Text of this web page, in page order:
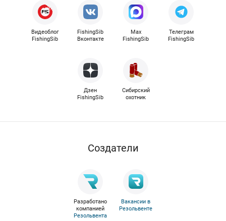
Видеоблог
FishingSib
FishingSib
Вконтакте
Max
FishingSib
Телеграм
FishingSib
Дзен
FishingSib
Сибирский
охотник
Cоздатели
Разработано
компанией
Резольвента
Вакансии в
Резольвенте